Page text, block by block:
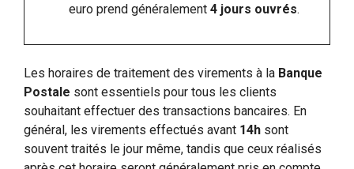
euro prend généralement 4 jours ouvrés.
Les horaires de traitement des virements à la Banque
Postale sont essentiels pour tous les clients
souhaitant effectuer des transactions bancaires. En
général, les virements effectués avant 14h sont
souvent traités le jour même, tandis que ceux réalisés